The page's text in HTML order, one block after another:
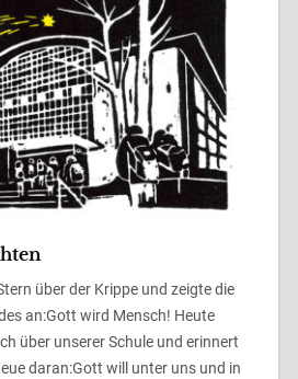
über der Krippe und zeigte die
an:Gott wird Mensch! Heute
über unserer Schule und erinnert
daran:Gott will unter uns und in